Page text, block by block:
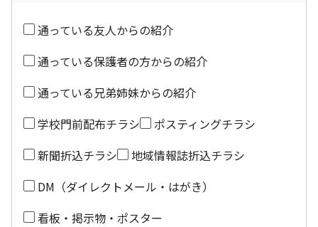
通っている友人からの紹介
通っている保護者の方からの紹介
通っている兄弟姉妹からの紹介
学校門前配布チラシ
ポスティングチラシ
新聞折込チラシ
地域情報誌折込チラシ
DM（ダイレクトメール・はがき）
看板・掲示物・ポスター